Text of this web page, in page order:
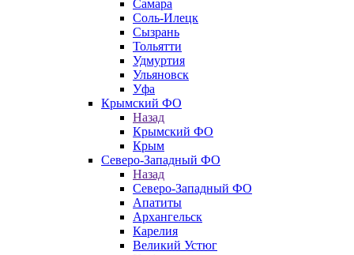
Самара
Соль-Илецк
Сызрань
Тольятти
Удмуртия
Ульяновск
Уфа
Крымский ФО
Назад
Крымский ФО
Крым
Северо-Западный ФО
Назад
Северо-Западный ФО
Апатиты
Архангельск
Карелия
Великий Устюг